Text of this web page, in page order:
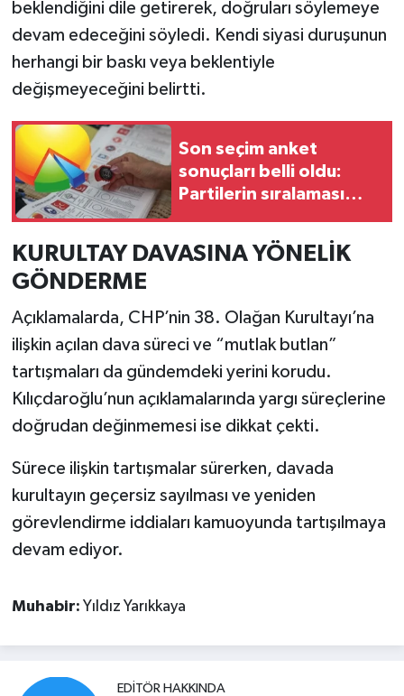
beklendiğini dile getirerek, doğruları söylemeye
devam edeceğini söyledi. Kendi siyasi duruşunun
herhangi bir baskı veya beklentiyle
değişmeyeceğini belirtti.
Son seçim anket
sonuçları belli oldu:
Partilerin sıralaması
KURULTAY DAVASINA YÖNELİK
GÖNDERME
Açıklamalarda, CHP’nin 38. Olağan Kurultayı’na
ilişkin açılan dava süreci ve “mutlak butlan”
tartışmaları da gündemdeki yerini korudu.
Kılıçdaroğlu’nun açıklamalarında yargı süreçlerine
doğrudan değinmemesi ise dikkat çekti.
Sürece ilişkin tartışmalar sürerken, davada
kurultayın geçersiz sayılması ve yeniden
görevlendirme iddiaları kamuoyunda tartışılmaya
devam ediyor.
Muhabir: Yıldız Yarıkkaya
EDITÖR HAKKINDA